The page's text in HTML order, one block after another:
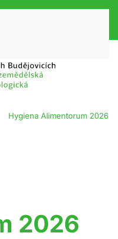
Hygiena Alimentorum 2026
2026